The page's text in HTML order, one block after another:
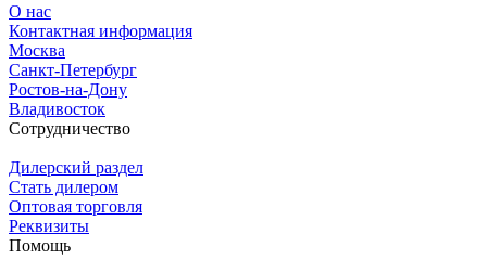
О нас
Контактная информация
Москва
Санкт-Петербург
Ростов-на-Дону
Владивосток
Сотрудничество
Дилерский раздел
Стать дилером
Оптовая торговля
Реквизиты
Помощь